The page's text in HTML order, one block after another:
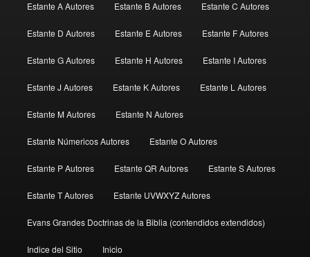
Estante A Autores Estante B Autores Estante C Autores
Estante D Autores Estante E Autores Estante F Autores
Estante G Autores Estante H Autores Estante I Autores
Estante J Autores Estante K Autores Estante L Autores
Estante M Autores Estante N Autores
Estante Númericos Autores Estante O Autores
Estante P Autores Estante QR Autores Estante S Autores
Estante T Autores Estante UVWXYZ Autores
Evans Grandes Doctrinas de la Biblia (contendidos extendidos)
Indice del Sitio Inicio